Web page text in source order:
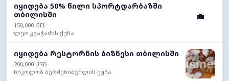
იყიდება 50% წილი სპორტდარბაზში
თბილისში
150,000 GEL
ლეო კვაჭაძის ქუჩა
💼
იყიდება რესტორნის ბიზნესი თბილისში
200,000 USD
ნიკოლოზ ბერძენიშვილის ქუჩა